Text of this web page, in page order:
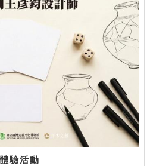
驗活動